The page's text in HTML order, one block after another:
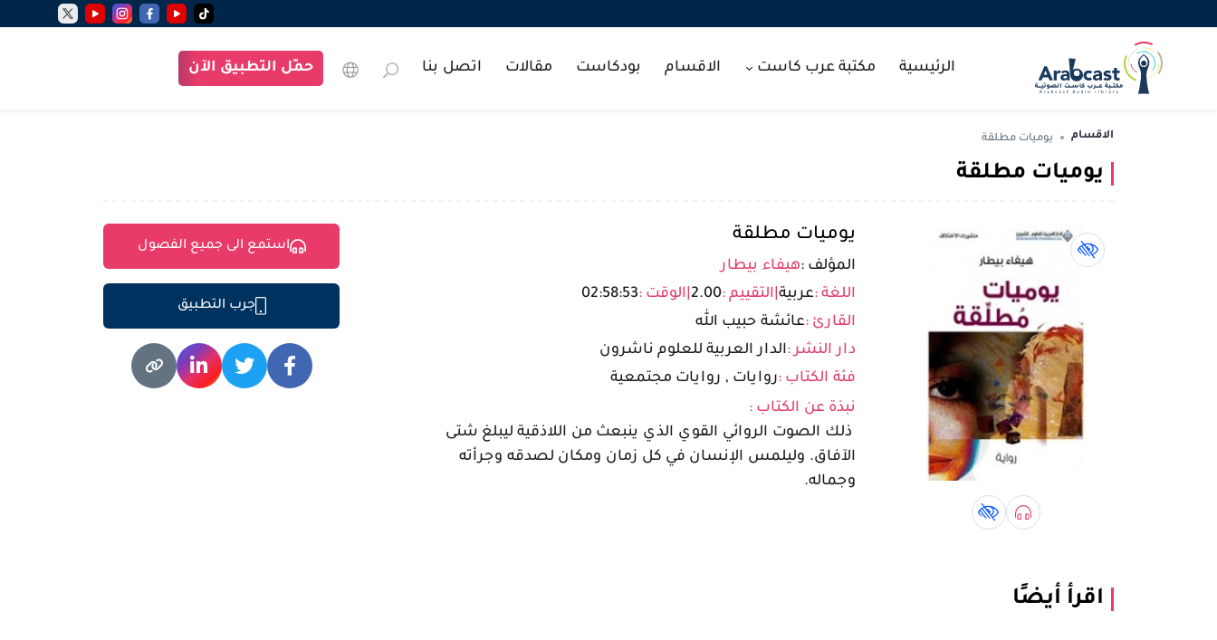
الرئيسية مكتبة عرب كاست الاقسام بودكاست مقالات اتصل بنا حمّل التطبيق الآن
الاقسام يوميات مطلقة
يوميات مطلقة
كتاب لذوي الهمم book
صوتي bookكتاب لذوي الهمم book
يوميات مطلقة
المؤلف :هيفاء بيطار
اللغة :عربية التقييم :2.00 الوقت :02:58:53
القارئ :عائشة حبيب الله
دار النشر :الدار العربية للعلوم ناشرون
فئة الكتاب :روايات , روايات مجتمعية
نبذة عن الكتاب :
ذلك الصوت الروائي القوي الذي ينبعث من اللاذقية ليبلغ شتى
الآفاق. وليلمس الإنسان في كل زمان ومكان لصدقه وجرأته
وجماله.
استمع الى جميع الفصول
جرب التطبيق
اقرأ أيضًا